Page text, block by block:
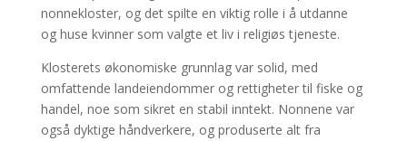
nonnekloster, og det spilte en viktig rolle i å utdanne
og huse kvinner som valgte et liv i religiøs tjeneste.
Klosterets økonomiske grunnlag var solid, med
omfattende landeiendommer og rettigheter til fiske og
handel, noe som sikret en stabil inntekt. Nonnene var
også dyktige håndverkere, og produserte alt fra